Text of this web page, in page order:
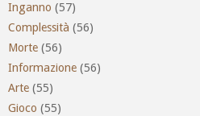
Inganno (57)
Complessità (56)
Morte (56)
Informazione (56)
Arte (55)
Gioco (55)